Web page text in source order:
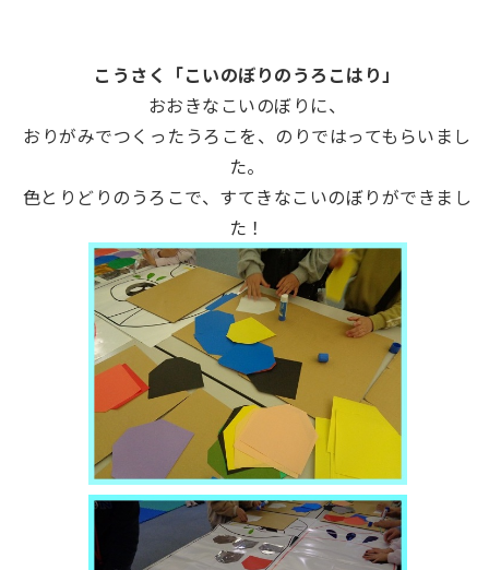
こうさく「こいのぼりのうろこはり」
おおきなこいのぼりに、
おりがみでつくったうろこを、のりではってもらいまし
た。
色とりどりのうろこで、すてきなこいのぼりができまし
た！